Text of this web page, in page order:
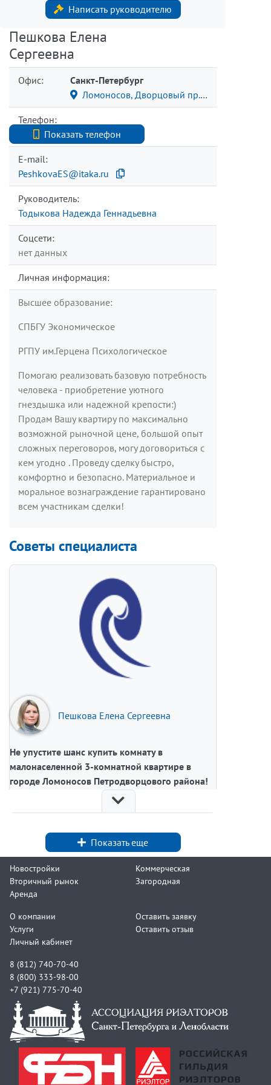
Написать руководителю
Пешкова Елена
Сергеевна
Офис:
Санкт-Петербург
Ломоносов, Дворцовый пр.57/11
Телефон:
Показать телефон
+7 (812) 740-70-40
E-mail:
PeshkovaES@itaka.ru
Руководитель:
Тодыкова Надежда Геннадьевна
Соцсети:
нет данных
Личная информация:
Высшее образование:
СПБГУ Экономическое
РГПУ им.Герцена Психологическое
Помогаю реализовать базовую потребность
человека - приобретение уютного
гнездышка или надежной крепости:)
Продам Вашу квартиру по максимально
возможной рыночной цене, большой опыт
сложных переговоров, могу договориться с
кем угодно . Проведу сделку быстро,
комфортно и безопасно. Материальное и
моральное вознаграждение гарантировано
всем участникам сделки!
Советы специалиста
Пешкова Елена Сергеевна
Не упустите шанс купить комнату в
малонаселенной 3-комнатной квартире в
городе Ломоносов Петродворцового района!
Предлагаем к покупке комнату площадью 16 м²
в Петродворцовом районе— уютное
пространство, где можно создать свой
идеальный уголок.
Площадь кухни: 9 м² — достаточно места для
приготовления любимых блюд.
ощущение простора и света.
Этаж: 1 из 4 — удобный доступ без лишних
лестниц.
Преимущества:
Квартира в сталинском доме — отличное
качество постройки и характерный стиль.
В квартире три комнаты: одна закрыта, в
другой — благополучные соседи.
Показать еще
Новостройки
Вторичный рынок
Аренда
Коммерческая
Загородная
О компании
Услуги
Личный кабинет
Оставить заявку
Оставить отзыв
8 (812) 740-70-40
8 (800) 333-98-00
+7 (921) 775-70-40